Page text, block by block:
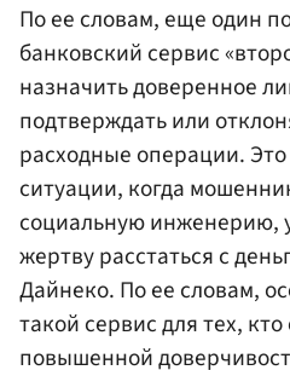
По ее словам, еще один
банковский сервис
назначить доверенное
подтверждать или
расходные операции.
ситуации, когда
социальную инженерию,
жертву расстаться с
Дайнеко. По ее словам,
такой сервис для тех, кто
повышенной